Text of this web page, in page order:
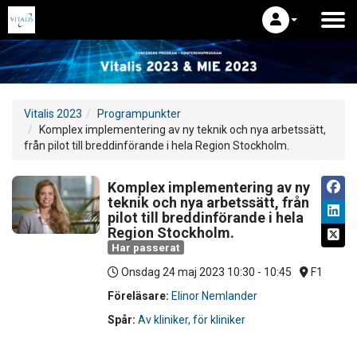
Vitalis 2023
Programpunkter
Komplex implementering av ny teknik och nya arbetssätt,
från pilot till breddinförande i hela Region Stockholm.
Komplex implementering av ny
teknik och nya arbetssätt, från
pilot till breddinförande i hela
Region Stockholm.
Har passerat
Onsdag 24 maj 2023 10:30 - 10:45
F1
Föreläsare: Elinor Nemlander
Spår: Av kliniker, för kliniker